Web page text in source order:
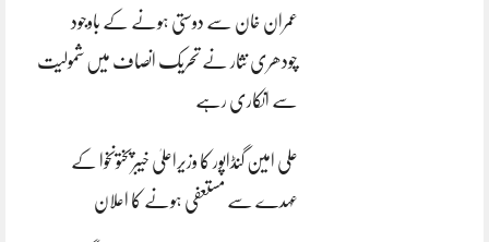
عمران خان سے دوستی ہونے کے باوجود
چودھری نثار نے تحریک انصاف میں شمولیت
سے انکاری رہے
علی امین گنڈاپور کا وزیراعلیٰ خیبرپختونخوا کے
عہدے سے مستعفی ہونے کا اعلان